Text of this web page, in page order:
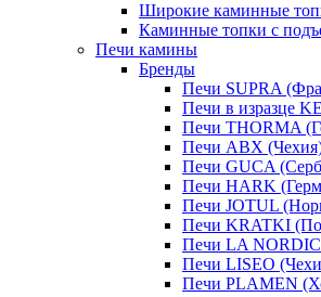
Широкие каминные
Каминные топки с
Печи камины
Бренды
Печи SUPRA
Печи в изразце
Печи THORMA
Печи ABX
Печи GUCA
Печи HARK
Печи JOTUL
Печи KRATKI
Печи LA
Печи LISEO
Печи PLAMEN